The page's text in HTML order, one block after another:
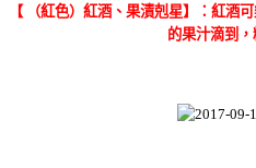
【 （紅色）紅酒、果漬剋星】：紅酒
的果汁滴到，